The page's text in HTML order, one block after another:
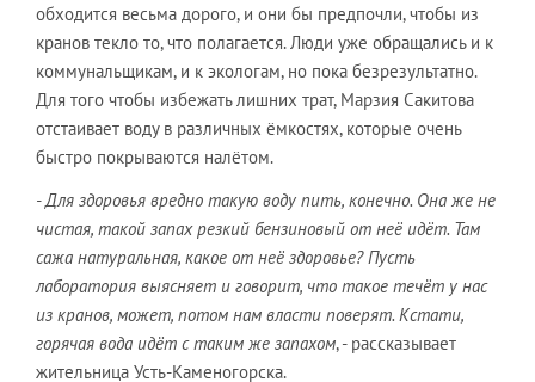
обходится весьма дорого, и они бы предпочли, чтобы из
кранов текло то, что полагается. Люди уже обращались и к
коммунальщикам, и к экологам, но пока безрезультатно.
Для того чтобы избежать лишних трат, Марзия Сакитова
отстаивает воду в различных ёмкостях, которые очень
быстро покрываются налётом.
- Для здоровья вредно такую воду пить, конечно. Она же не
чистая, такой запах резкий бензиновый от неё идёт. Там
сажа натуральная, какое от неё здоровье? Пусть
лаборатория выясняет и говорит, что такое течёт у нас
из кранов, может, потом нам власти поверят. Кстати,
горячая вода идёт с таким же запахом, - рассказывает
жительница Усть-Каменогорска.